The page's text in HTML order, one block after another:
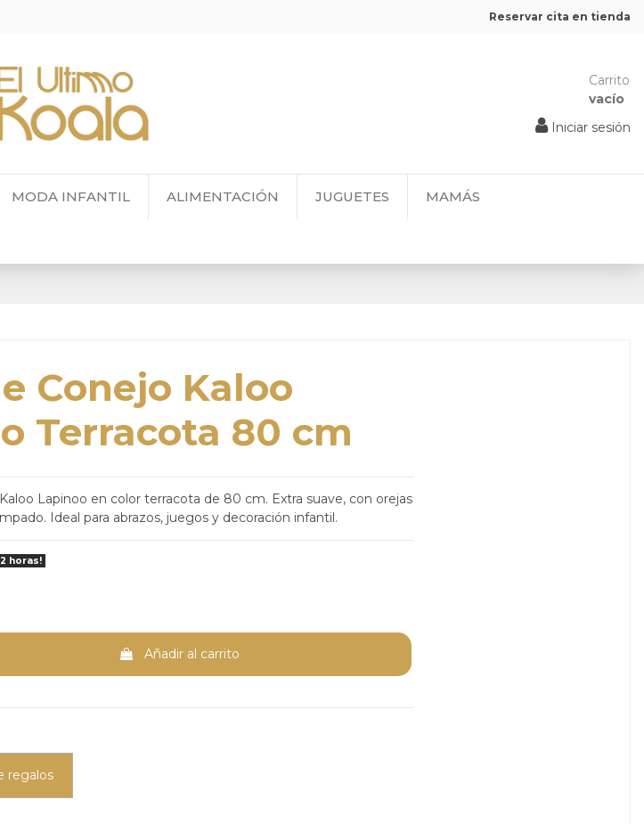
Reservar cita en tienda
Carrito
vacío
Iniciar sesión
MODA INFANTIL ALIMENTACIÓN JUGUETES MAMÁS
Conejo Kaloo
Terracota 80 cm
Lapinoo en color terracota de 80 cm. Extra suave, con orejas
Ideal para abrazos, juegos y decoración infantil.
horas!
Añadir al carrito
regalos